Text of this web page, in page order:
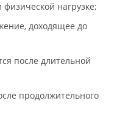
нагрузке;
доходящее до
после длительной
продолжительного